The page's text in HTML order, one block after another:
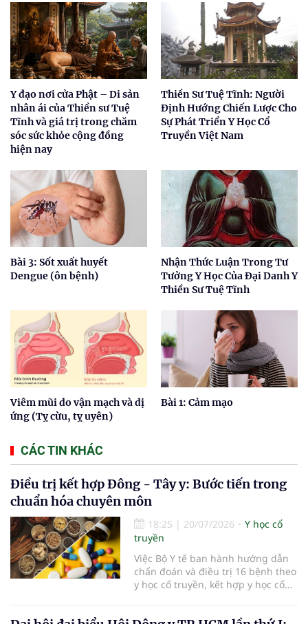
Y đạo nơi cửa Phật – Di sản
nhân ái của Thiền sư Tuệ
Tĩnh và giá trị trong chăm
sóc sức khỏe cộng đồng
hiện nay
Thiền Sư Tuệ Tĩnh: Người
Định Hướng Chiến Lược Cho
Sự Phát Triển Y Học Cổ
Truyền Việt Nam
Bài 3: Sốt xuất huyết
Dengue (ôn bệnh)
Nhận Thức Luận Trong Tư
Tưởng Y Học Của Đại Danh Y
Thiền Sư Tuệ Tĩnh
Viêm mũi do vận mạch và dị
ứng (Tỵ cừu, tỵ uyên)
Bài 1: Cảm mạo
CÁC TIN KHÁC
Điều trị kết hợp Đông - Tây y: Bước tiến trong
chuẩn hóa chuyên môn
18:25 | 20/07/2026
Y học cổ
truyền
Việc Bộ Y tế ban hành hướng dẫn
chẩn đoán và điều trị 16 bệnh theo
y học cổ truyền, kết hợp y học cổ